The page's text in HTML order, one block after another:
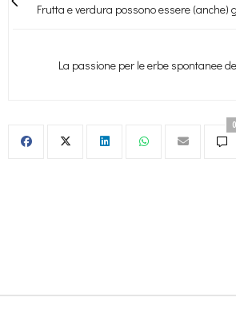
Frutta e verdura possono essere (anche)
La passione per le erbe spontanee
0